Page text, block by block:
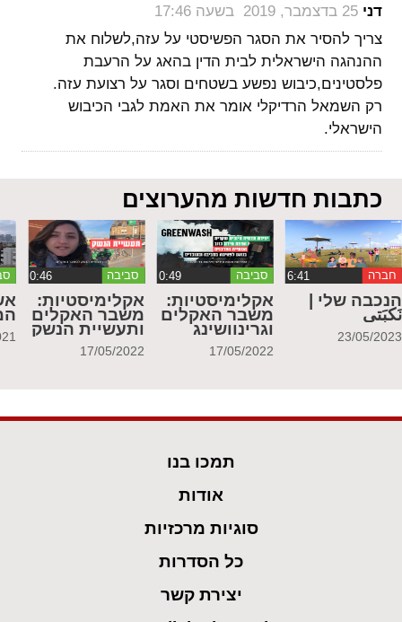
דני ‏25 בדצמבר, 2019 בשעה 17:46
צריך להסיר את הסגר הפשיסטי על עזה,לשלוח את
ההנהגה הישראלית לבית הדין בהאג על הרעבת
פלסטינים,כיבוש נפשע בשטחים וסגר על רצועת עזה.
רק השמאל הרדיקלי אומר את האמת לגבי הכיבוש
הישראלי.
כתבות חדשות מהערוצים
חברה
הנכבה שלי |
نَكبَتي
23/05/2023
סביבה ‏0:49
אקלימיסטיות:
משבר האקלים
וגרינוושינג
17/05/2022
סביבה
אקלימיסטיות:
משבר האקלים
ותעשיית הנשק
17/05/2022
תמכו בנו
אודות
סוגיות מרכזיות
כל הסדרות
יצירת קשר